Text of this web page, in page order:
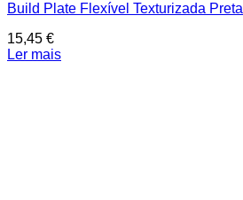
Build Plate Flexível Texturizada Preta
15,45 €
Ler mais